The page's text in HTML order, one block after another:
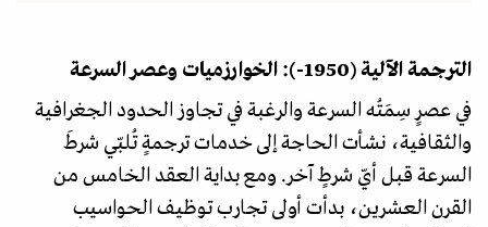
الترجمة الآلية (1950-): الخوارزميات وعصر السرعة
في عصرٍ سِمَتُه السرعة والرغبة في تجاوز الحدود الجغرافية
والثقافية، نشأت الحاجة إلى خدمات ترجمةٍ تُلبّي شرطَ
السرعة قبل أيّ شرطٍ آخر. ومع بداية العقد الخامس من
القرن العشرين، بدأت أولى تجارب توظيف الحواسيب